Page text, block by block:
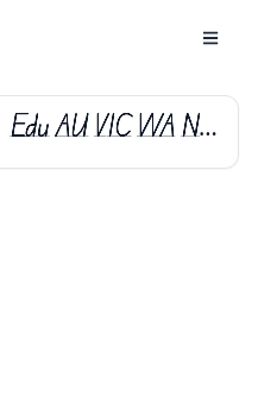
Edu AU VIC WA NT Guides